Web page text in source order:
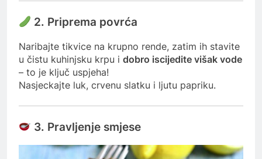
2. Priprema povrća
Naribajte tikvice na krupno rende, zatim ih stavite
u čistu kuhinjsku krpu i dobro iscijedite višak vode
– to je ključ uspjeha!
Nasjeckajte luk, crvenu slatku i ljutu papriku.
3. Pravljenje smjese